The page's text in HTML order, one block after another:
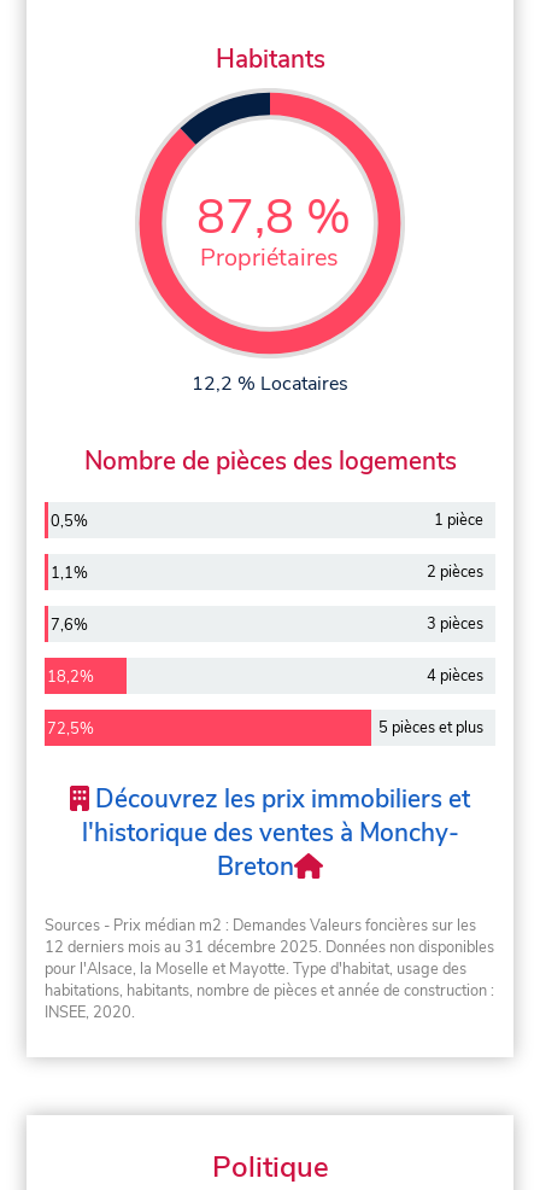
Habitants
87,8 %
Propriétaires
12,2 % Locataires
Nombre de pièces des logements
0,5% 1 pièce
1,1% 2 pièces
7,6% 3 pièces
18,2% 4 pièces
72,5% 5 pièces et plus
Découvrez les prix immobiliers et
l'historique des ventes à Monchy-
Breton
Sources - Prix médian m2 : Demandes Valeurs foncières sur les
12 derniers mois au 31 décembre 2025. Données non disponibles
pour l'Alsace, la Moselle et Mayotte. Type d'habitat, usage des
habitations, habitants, nombre de pièces et année de construction :
INSEE, 2020.
Politique